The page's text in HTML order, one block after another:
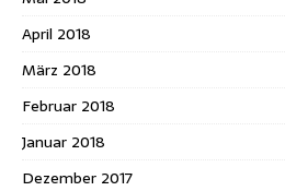
April 2018
März 2018
Februar 2018
Januar 2018
Dezember 2017